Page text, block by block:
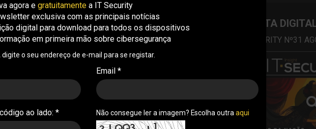
de ataque DDoS
e foi um dos maiores registados até hoje,
durante o pico
REVISTA
IT SECURITY Nº31
agora e gratuitamente a IT Security
exclusiva com as principais notícias
digital para download para todos os dispositivos
em primeira mão sobre cibersegurança
digite o seu endereço de e-mail para se registar.
Email *
ao lado: * Não consegue ler a imagem? Escolha outraaqui